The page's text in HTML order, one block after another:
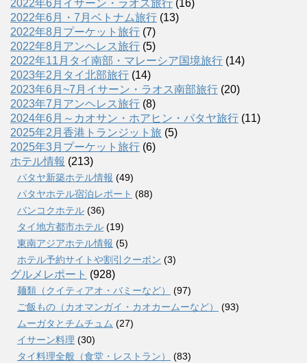
2022年6月イサーン・ラオス旅行 (16)
2022年6月・7月ベトナム旅行 (13)
2022年8月プーケット旅行 (7)
2022年8月アンヘレス旅行 (5)
2022年11月タイ南部・マレーシア国境旅行 (14)
2023年2月タイ北部旅行 (14)
2023年6月~7月イサーン・ラオス南部旅行 (20)
2023年7月アンヘレス旅行 (8)
2024年6月～カオサン・ホアヒン・パタヤ旅行 (11)
2025年2月香港トランジット旅 (5)
2025年3月プーケット旅行 (6)
ホテル情報 (213)
パタヤ新築ホテル情報 (49)
パタヤホテル宿泊レポート (88)
バンコクホテル (36)
タイ地方都市ホテル (19)
東南アジアホテル情報 (5)
ホテル予約サイトや割引クーポン (3)
グルメレポート (928)
麺類（クイティアオ・バミーなど）
(97)
ご飯もの（カオマンガイ・カオカームーなど）
(93)
ムーガタとチムチュム (27)
イサーン料理 (30)
タイ料理全般（食堂・レストラン）
(83)